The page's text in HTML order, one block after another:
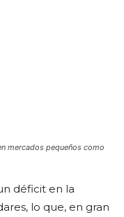
mercados pequeños como
déficit en la
lo que, en gran